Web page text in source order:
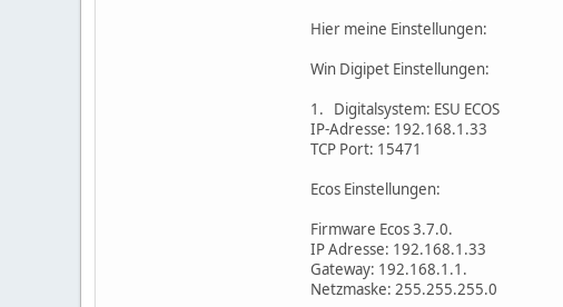
Hier meine Einstellungen:
Win Digipet Einstellungen:
1. Digitalsystem: ESU ECOS
IP-Adresse: 192.168.1.33
TCP Port: 15471
Ecos Einstellungen:
Firmware Ecos 3.7.0.
IP Adresse: 192.168.1.33
Gateway: 192.168.1.1.
Netzmaske: 255.255.255.0